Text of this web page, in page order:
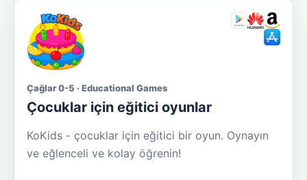
Çağlar 0-5 · Educational Games
Çocuklar için eğitici oyunlar
KoKids - çocuklar için eğitici bir oyun. Oynayın
ve eğlenceli ve kolay öğrenin!